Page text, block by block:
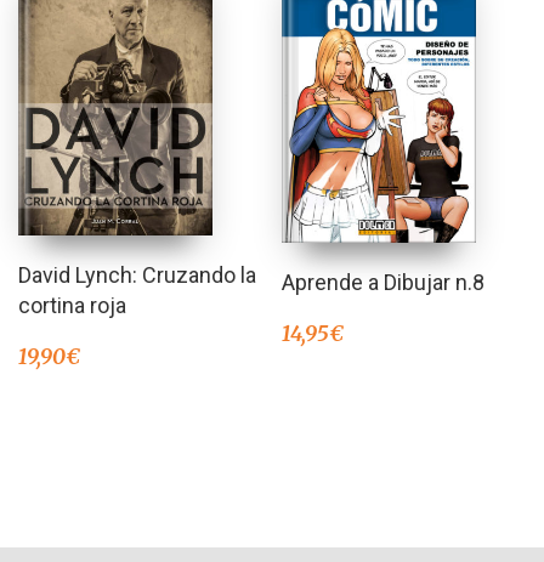
David Lynch: Cruzando la
cortina roja
19,90€
Aprende a Dibujar n.8
14,95€